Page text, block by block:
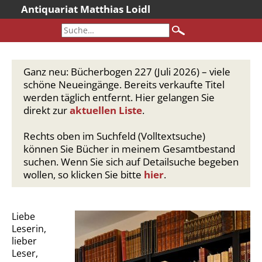
Antiquariat Matthias Loidl
Aktuelles
Neueingänge
Gesamtbestand
Katalogarchiv
Newsletter
Über uns
Warenkorb
Versandkosten
AGB
Ganz neu: Bücherbogen 227 (Juli 2026) – viele
schöne Neueingänge. Bereits verkaufte Titel
werden täglich entfernt. Hier gelangen Sie
direkt zuraktuellen Liste.
Rechts oben im Suchfeld (Volltextsuche)
können Sie Bücher in meinem Gesamtbestand
suchen. Wenn Sie sich auf Detailsuche begeben
wollen, so klicken Sie bitte hier.
Liebe
Leserin,
lieber
Leser,